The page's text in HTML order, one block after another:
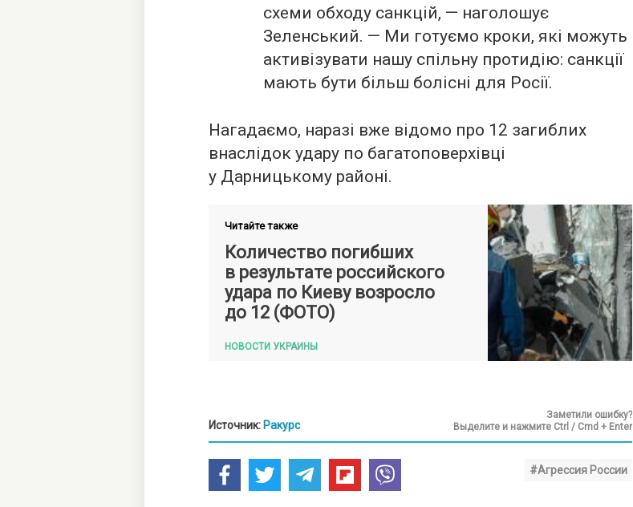
схеми обходу санкцій, — наголошує
Зеленський. — Ми готуємо кроки, які можуть
активізувати нашу спільну протидію: санкції
мають бути більш болісні для Росії.
Нагадаємо, наразі вже відомо про 12 загиблих
внаслідок удару по багатоповерхівці
у Дарницькому районі.
Читайте также
Количество погибших
в результате российского
удара по Киеву возросло
до 12 (ФОТО)
НОВОСТИ УКРАИНЫ
Источник: Ракурс
Заметили ошибку?
Выделите и нажмите Ctrl / Cmd + Enter
#Агрессия России